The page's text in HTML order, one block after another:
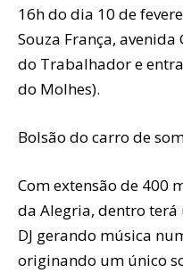
16h do dia 10 de
Souza França,
do Trabalhador e
do Molhes).
Bolsão do carro de
Com extensão de 400
da Alegria, dentro
DJ gerando música
originando um único